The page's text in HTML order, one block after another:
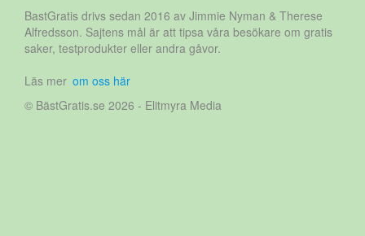
BastGratis drivs sedan 2016 av Jimmie Nyman & Therese
Alfredsson. Sajtens mål är att tipsa våra besökare om gratis
saker, testprodukter eller andra gåvor.
Läs mer om oss här
© BästGratis.se 2026 - Elitmyra Media